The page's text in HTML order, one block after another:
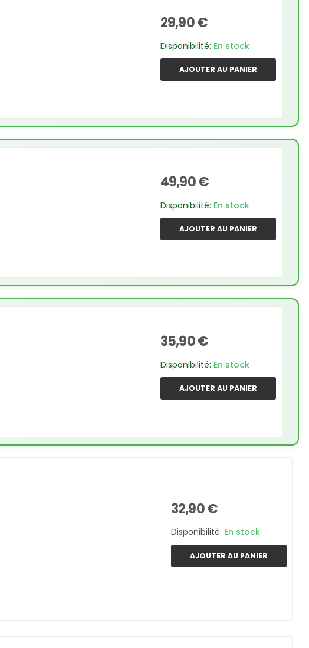
29,90 €
Disponibilité: En stock
AJOUTER AU PANIER
49,90 €
Disponibilité: En stock
AJOUTER AU PANIER
35,90 €
Disponibilité: En stock
AJOUTER AU PANIER
32,90 €
Disponibilité: En stock
AJOUTER AU PANIER